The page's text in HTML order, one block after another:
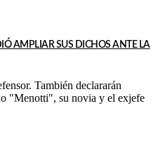
AMPLIAR SUS DICHOS ANTE LA
También declararán
"Menotti", su novia y el exjefe